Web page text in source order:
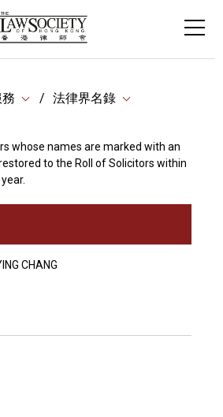
法律界名錄
whose names are marked with an
to the Roll of Solicitors within
CHANG